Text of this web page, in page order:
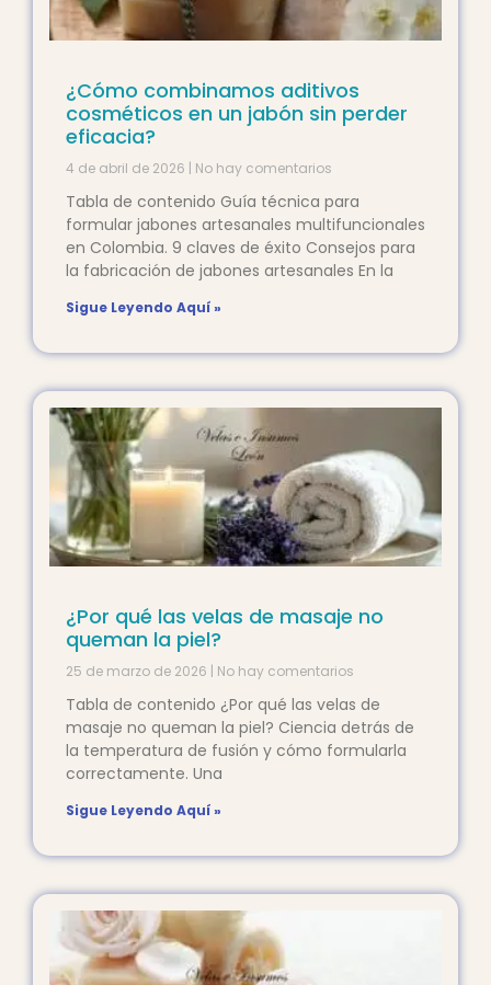
¿Cómo combinamos aditivos
cosméticos en un jabón sin perder
eficacia?
4 de abril de 2026 No hay comentarios
Tabla de contenido Guía técnica para
formular jabones artesanales multifuncionales
en Colombia. 9 claves de éxito Consejos para
la fabricación de jabones artesanales En la
Sigue Leyendo Aquí »
¿Por qué las velas de masaje no
queman la piel?
25 de marzo de 2026 No hay comentarios
Tabla de contenido ¿Por qué las velas de
masaje no queman la piel? Ciencia detrás de
la temperatura de fusión y cómo formularla
correctamente. Una
Sigue Leyendo Aquí »